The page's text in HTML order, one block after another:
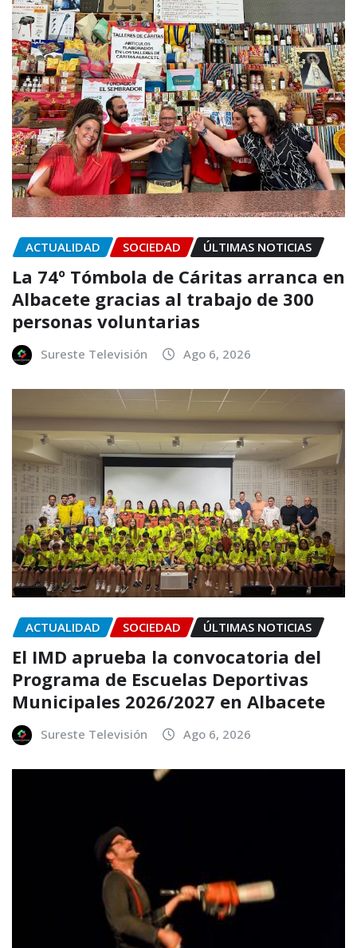
ACTUALIDAD SOCIEDAD ÚLTIMAS NOTICIAS
La 74º Tómbola de Cáritas arranca en
Albacete gracias al trabajo de 300
personas voluntarias
Sureste Televisión Ago 6, 2026
ACTUALIDAD SOCIEDAD ÚLTIMAS NOTICIAS
El IMD aprueba la convocatoria del
Programa de Escuelas Deportivas
Municipales 2026/2027 en Albacete
Sureste Televisión Ago 6, 2026